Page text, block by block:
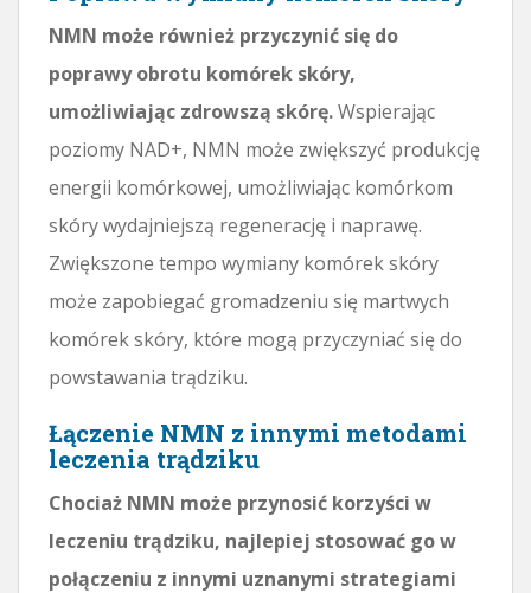
NMN może również przyczynić się do
poprawy obrotu komórek skóry,
umożliwiając zdrowszą skórę.Wspierając
poziomy NAD+, NMN może zwiększyć produkcję
energii komórkowej, umożliwiając komórkom
skóry wydajniejszą regenerację i naprawę.
Zwiększone tempo wymiany komórek skóry
może zapobiegać gromadzeniu się martwych
komórek skóry, które mogą przyczyniać się do
powstawania trądziku.
Łączenie NMN z innymi metodami
leczenia trądziku
Chociaż NMN może przynosić korzyści w
leczeniu trądziku, najlepiej stosować go w
połączeniu z innymi uznanymi strategiami